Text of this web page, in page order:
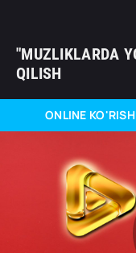
"MUZLIKLARDA
QILISH
ONLINE KO'RISH